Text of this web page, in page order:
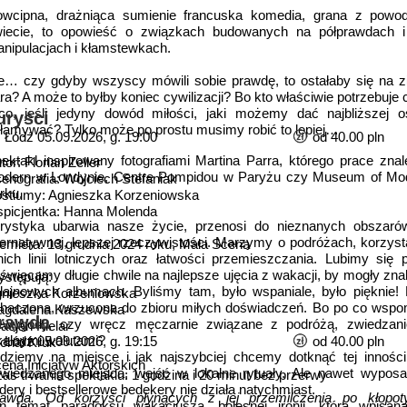
drażniąca sumienie francuska komedia, grana z
to opowieść o związkach budowanych na półprawdach i
i kłamstewkach.
czy gdyby wszyscy mówili sobie prawdę, to ostałaby się na
A może to byłby koniec cywilizacji? Bo kto właściwie potrzebuje
jeśli jedyny dowód miłości, jaki możemy dać najbliższej
Tylko może po prostu musimy robić to lepiej…
Florian Zeller
Wojciech Stefaniak
Agnieszka Korzeniowska
Hanna Molenda
13 grudnia 2024 roku, Mała Scena
Korzeniowska
Kaszewska
Kielar
Kruk
trwania spektaklu: 1 godzina i 20 minut bez przerwy
Łódź 05.09.2026, g. 19:00
od 40.00 pln
inspirowany fotografiami Martina Parra, którego prace
w Londynie, Centre Pompidou w Paryżu czy Museum of
ubarwia nasze życie, przenosi do nieznanych
lepszej rzeczywistości. Marzymy o podróżach,
linii lotniczych oraz łatwości przemieszczania. Lubimy się
długie chwile na najlepsze ujęcia z wakacji, by mogły
albumach. Byliśmy tam, było wspaniale, było pięknie!
wrzucona do zbioru miłych doświadczeń. Bo po co
czy wręcz męczarnie związane z podróżą,
walutami?
na miejsce i jak najszybciej chcemy dotknąć tej
miejsca, wejść w lokalne rytuały. Ale nawet
i bestsellerowe bedekery nie działa natychmiast.
Łódź 05.09.2026, g. 19:15
od 40.00 pln
Inicjatyw Aktorskich
Od korzyści płynących z jej przemilczenia po